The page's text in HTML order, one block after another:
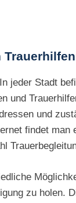
jeder Stadt
und
und
findet man
zu holen.